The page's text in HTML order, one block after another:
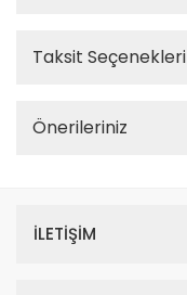
Taksit Seçenekleri
Önerileriniz
İLETİŞİM